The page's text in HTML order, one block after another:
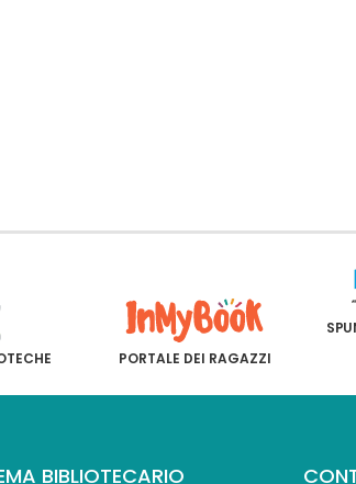
PORTALE DEI RAGAZZI
BIBLIOTECARIO